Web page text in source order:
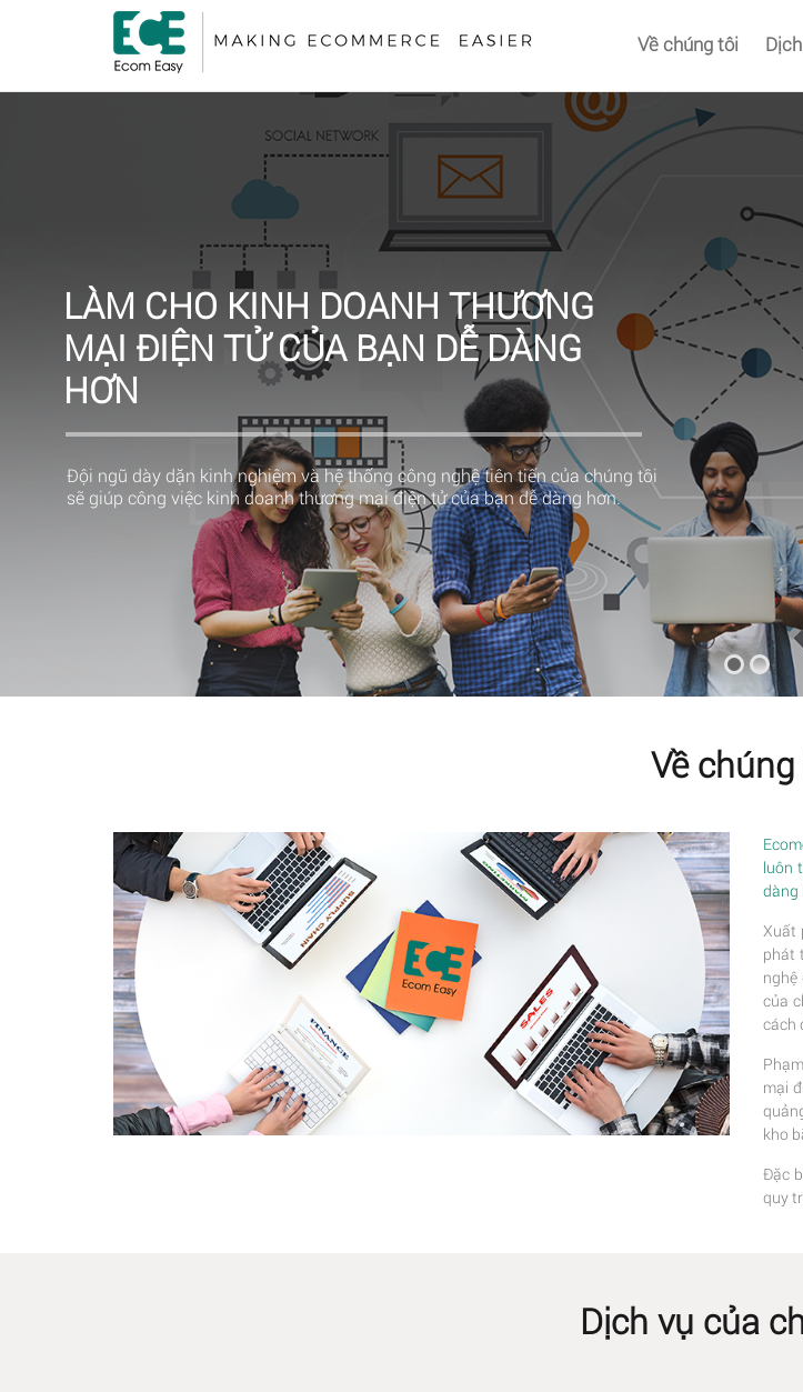
Về chúng tôi
LÀM CHO KINH DOANH THƯƠNG
MẠI ĐIỆN TỬ CỦA BẠN DỄ DÀNG
HƠN
Đội ngũ dày dặn kinh nghiệm và hệ thống công nghệ tiên tiến của chúng tôi
sẽ giúp công việc kinh doanh thương mại điện tử của bạn dễ dàng hơn.
Về
luôn
dàng
Xuất
phát
của
cách
mại
kho
Đặc
quy
Dịch vụ của